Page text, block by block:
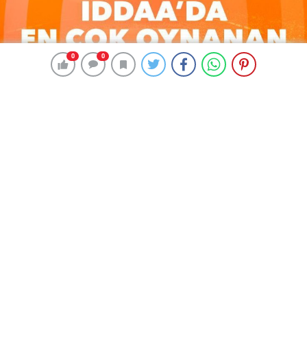
0 0
0 0